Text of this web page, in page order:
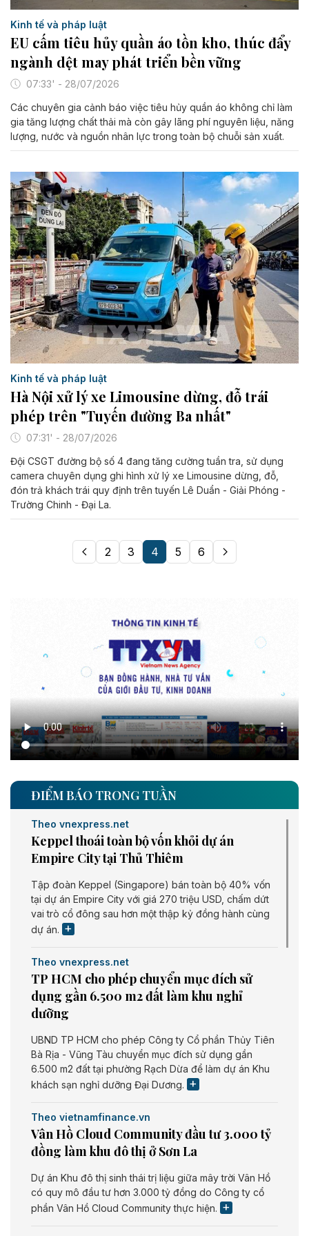
Kinh tế và pháp luật
EU cấm tiêu hủy quần áo tồn kho, thúc đẩy
ngành dệt may phát triển bền vững
07:33' - 28/07/2026
Các chuyên gia cảnh báo việc tiêu hủy quần áo không chỉ làm
gia tăng lượng chất thải mà còn gây lãng phí nguyên liệu, năng
lượng, nước và nguồn nhân lực trong toàn bộ chuỗi sản xuất.
Kinh tế và pháp luật
Hà Nội xử lý xe Limousine dừng, đỗ trái
phép trên "Tuyến đường Ba nhất"
07:31' - 28/07/2026
Đội CSGT đường bộ số 4 đang tăng cường tuần tra, sử dụng
camera chuyên dụng ghi hình xử lý xe Limousine dừng, đỗ,
đón trả khách trái quy định trên tuyến Lê Duẩn - Giải Phóng -
Trường Chinh - Đại La.
2 3 4 5 6
ĐIỂM BÁO TRONG TUẦN
Theo vnexpress.net
Keppel thoái toàn bộ vốn khỏi dự án
Empire City tại Thủ Thiêm
Tập đoàn Keppel (Singapore) bán toàn bộ 40% vốn
tại dự án Empire City với giá 270 triệu USD, chấm dứt
vai trò cổ đông sau hơn một thập kỷ đồng hành cùng
dự án.
Theo vnexpress.net
TP HCM cho phép chuyển mục đích sử
dụng gần 6.500 m2 đất làm khu nghỉ
dưỡng
UBND TP HCM cho phép Công ty Cổ phần Thủy Tiên
Bà Rịa - Vũng Tàu chuyển mục đích sử dụng gần
6.500 m2 đất tại phường Rạch Dừa để làm dự án Khu
khách sạn nghỉ dưỡng Đại Dương.
Theo vietnamfinance.vn
Vân Hồ Cloud Community đầu tư 3.000 tỷ
đồng làm khu đô thị ở Sơn La
Dự án Khu đô thị sinh thái trị liệu giữa mây trời Vân Hồ
có quy mô đầu tư hơn 3.000 tỷ đồng do Công ty cổ
phần Vân Hồ Cloud Community thực hiện.